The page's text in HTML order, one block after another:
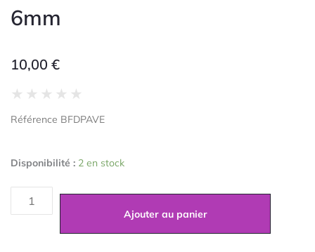
6mm
10,00 €
★ ★ ★ ★ ★
sur
Référence BFDPAVE
Disponibilité : 2 en stock
de
Aventurine
Ajouter au panier